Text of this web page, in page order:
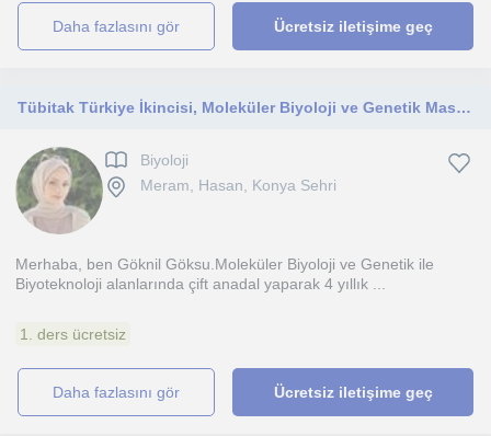
daha fazlasını gör Ücretsiz iletişime geç
Tübitak Türkiye İkincisi, Moleküler Biyoloji ve Genetik Master öğrencisinden uygun fiyatlı biyoloji dersi
Biyoloji
Meram, Hasan, Konya Sehri
Merhaba, ben Göknil Göksu.Moleküler Biyoloji ve Genetik ile
Biyoteknoloji alanlarında çift anadal yaparak 4 yıllık ...
1. ders ücretsiz
daha fazlasını gör Ücretsiz iletişime geç